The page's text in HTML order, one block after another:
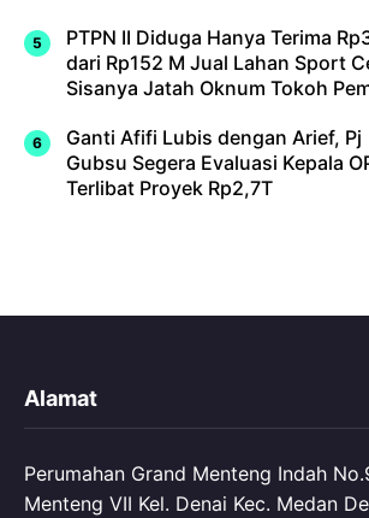
PTPN II Diduga Hanya Terima
dari Rp152 M Jual Lahan Sport
Sisanya Jatah Oknum Tokoh
Ganti Afifi Lubis dengan Arief, Pj
Gubsu Segera Evaluasi Kepala
Terlibat Proyek Rp2,7T
Alamat
Perumahan Grand Menteng Indah
Menteng VII Kel. Denai Kec. Medan